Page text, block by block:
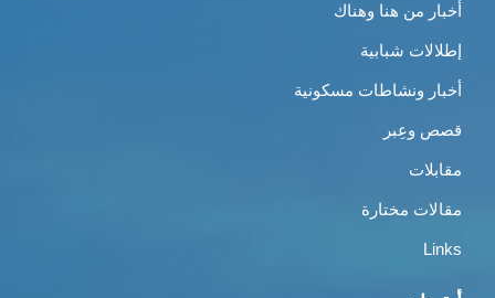
أخبار من هنا وهناك
إطلالات شبابية
أخبار ونشاطات مسكونية
قصص وعِبر
مقابلات
مقالات مختارة
Links